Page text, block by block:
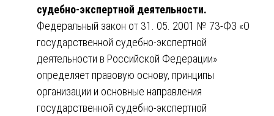
судебно-экспертной деятельности.
Федеральный закон от 31. 05. 2001 № 73-ФЗ «О
государственной судебно-экспертной
деятельности в Российской Федерации»
определяет правовую основу, принципы
организации и основные направления
государственной судебно-экспертной